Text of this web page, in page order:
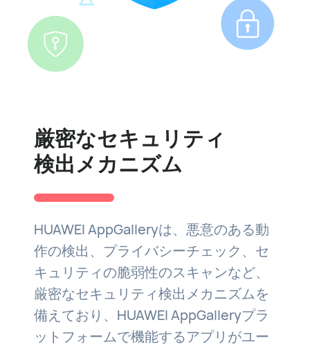
厳密なセキュリティ
検出メカニズム
HUAWEI AppGalleryは、悪意のある動
作の検出、プライバシーチェック、セ
キュリティの脆弱性のスキャンなど、
厳密なセキュリティ検出メカニズムを
備えており、HUAWEI AppGalleryプラ
ットフォームで機能するアプリがユー